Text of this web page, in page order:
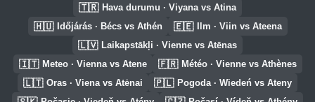
🇹🇷 Hava durumu · Viyana vs Atina
🇭🇺 Időjárás · Bécs vs Athén 🇪🇪 Ilm · Viin vs Ateena
🇱🇻 Laikapstākļi · Vienne vs Atēnas
🇮🇹 Meteo · Vienna vs Atene 🇫🇷 Météo · Vienne vs Athènes
🇱🇹 Oras · Viena vs Atėnai 🇵🇱 Pogoda · Wiedeń vs Ateny